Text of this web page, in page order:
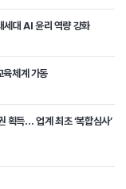
세대 AI 윤리 역량 강화
체계 가동
획득… 업계 최초 ‘복합심사’